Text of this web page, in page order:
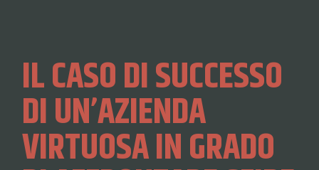
IL CASO DI SUCCESSO
DI UN’AZIENDA
VIRTUOSA IN GRADO